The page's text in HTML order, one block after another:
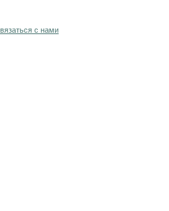
с нами